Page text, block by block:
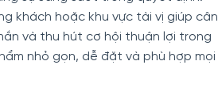
khách hoặc khu vực tài vị giúp cân
và thu hút cơ hội thuận lợi trong
nhỏ gọn, dễ đặt và phù hợp mọi